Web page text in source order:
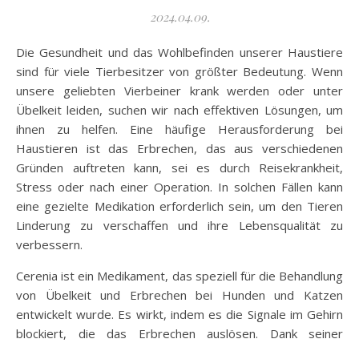
2024.04.09.
Die Gesundheit und das Wohlbefinden unserer Haustiere
sind für viele Tierbesitzer von größter Bedeutung. Wenn
unsere geliebten Vierbeiner krank werden oder unter
Übelkeit leiden, suchen wir nach effektiven Lösungen, um
ihnen zu helfen. Eine häufige Herausforderung bei
Haustieren ist das Erbrechen, das aus verschiedenen
Gründen auftreten kann, sei es durch Reisekrankheit,
Stress oder nach einer Operation. In solchen Fällen kann
eine gezielte Medikation erforderlich sein, um den Tieren
Linderung zu verschaffen und ihre Lebensqualität zu
verbessern.
Cerenia ist ein Medikament, das speziell für die Behandlung
von Übelkeit und Erbrechen bei Hunden und Katzen
entwickelt wurde. Es wirkt, indem es die Signale im Gehirn
blockiert, die das Erbrechen auslösen. Dank seiner